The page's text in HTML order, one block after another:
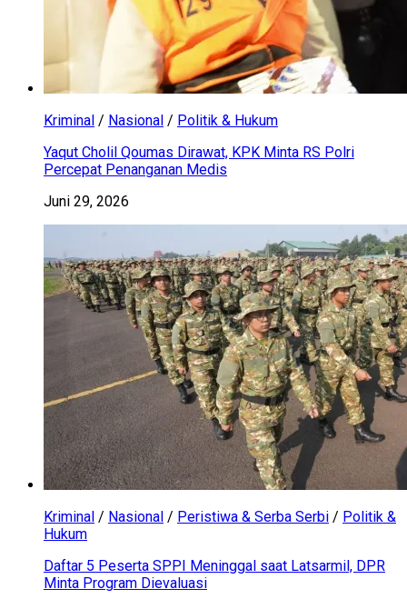
Kriminal / Nasional / Politik & Hukum
Yaqut Cholil Qoumas Dirawat, KPK Minta RS Polri
Percepat Penanganan Medis
Juni 29, 2026
Kriminal / Nasional / Peristiwa & Serba Serbi / Politik &
Hukum
Daftar 5 Peserta SPPI Meninggal saat Latsarmil, DPR
Minta Program Dievaluasi